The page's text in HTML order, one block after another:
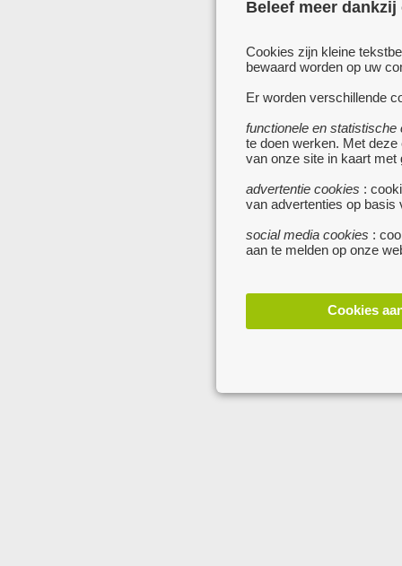
Beleef meer
Cookies zijn kleine
bewaard worden op uw
Er worden verschillende
functionele en statistische
te doen werken. Met
van onze site in kaart met
advertentie cookies :
van advertenties op basis
social media cookies :
aan te melden op onze
Cookies